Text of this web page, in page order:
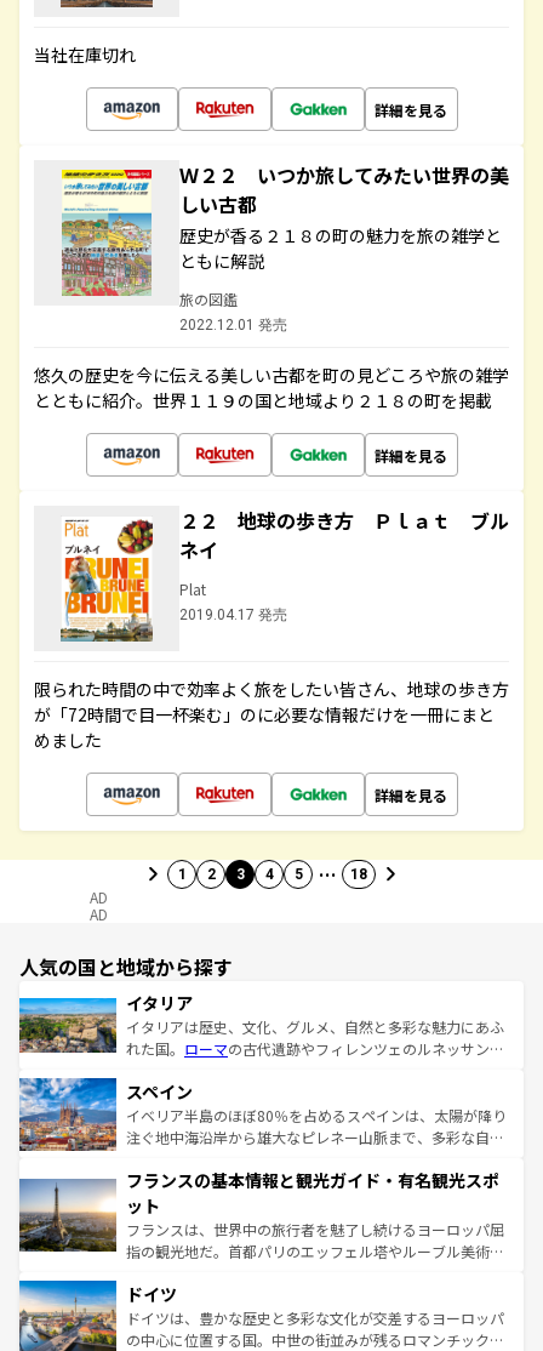
当社在庫切れ
詳細を見る
Ｗ２２ いつか旅してみたい世界の美
しい古都
歴史が香る２１８の町の魅力を旅の雑学と
ともに解説
旅の図鑑
2022.12.01 発売
悠久の歴史を今に伝える美しい古都を町の見どころや旅の雑学
とともに紹介。世界１１９の国と地域より２１８の町を掲載
詳細を見る
２２ 地球の歩き方 Ｐｌａｔ ブル
ネイ
Plat
2019.04.17 発売
限られた時間の中で効率よく旅をしたい皆さん、地球の歩き方
が「72時間で目一杯楽む」のに必要な情報だけを一冊にまと
めました
詳細を見る
1 2 3 4 5 … 18
AD
AD
人気の国と地域から探す
イタリア
イタリアは歴史、文化、グルメ、自然と多彩な魅力にあふ
れた国。 ローマの古代遺跡やフィレンツェのルネッサンス
ろん、トスカーナの美しい田園風景やアマルフィ海岸の絶
景など、自然景観も見逃せない。観光の合間には、本場の
ピザやパスタなど、絶品のイタリア料理を堪能することも
ませてくれるイタリアで、忘れられない旅をしてみよう！
なお、新着のイタリア情報は
しい。
スペイン
イベリア半島のほぼ80％を占めるスペインは、太陽が降り
注ぐ地中海沿岸から雄大なピレネー山脈まで、多彩な自然
文化が根付くこの国では、情熱的なフラメンコ、熱気あふ
れる闘牛、そして美味しいタパスが生活の一部となってい
る。首都マドリードの洗練された雰囲気や、バルセロナの
アートに溢れた街角から、地方では古代ローマ遺跡や中世
せる。地方によって風土や気候が異なるスペインはその個
性で訪れる人を魅了する。 なお、新着のスペイン情報は コ
ンテンツ一覧を参照してほしい。
フランスの基本情報と観光ガイド・有名観光スポ
ット
フランスは、世界中の旅行者を魅了し続けるヨーロッパ屈
指の観光地だ。首都パリのエッフェル塔やルーブル美術館
で、幅広い魅力が詰まっている。華麗な宮殿、歴史的な大
聖堂、美しいビーチ、そして豊かな自然が、訪れる者を心
から魅了する。また、フランスは美食の国としても知ら
ドイツ
ドイツは、豊かな歴史と多彩な文化が交差するヨーロッパ
の中心に位置する国。中世の街並みが残るロマンチック街